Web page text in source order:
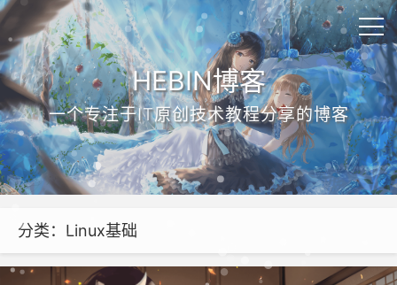
HEBIN博客
一个专注于IT原创技术教程分享的博客
分类：Linux基础